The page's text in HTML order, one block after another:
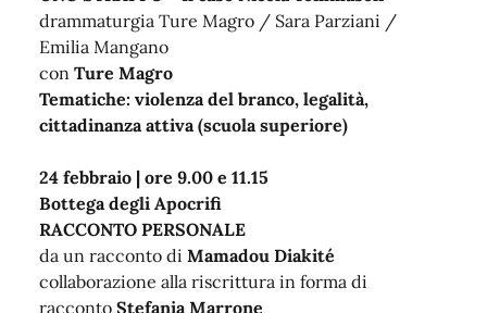
drammaturgia Ture Magro / Sara Parziani /
Emilia Mangano
con Ture Magro
Tematiche: violenza del branco, legalità,
cittadinanza attiva (scuola superiore)
24 febbraio | ore 9.00 e 11.15
Bottega degli Apocrifi
RACCONTO PERSONALE
da un racconto di Mamadou Diakité
collaborazione alla riscrittura in forma di
racconto Stefania Marrone